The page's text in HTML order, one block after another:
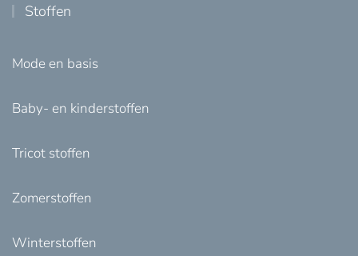
Stoffen
Mode en basis
Baby- en kinderstoffen
Tricot stoffen
Zomerstoffen
Winterstoffen